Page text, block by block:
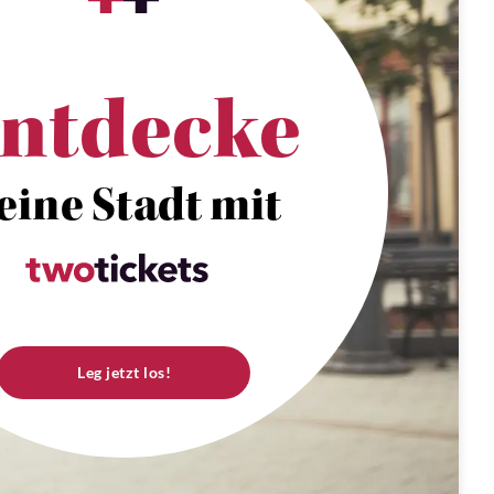
Stadt mit
Leg jetzt los!